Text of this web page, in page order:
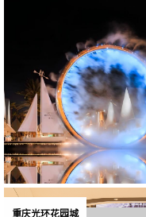
重庆光环花园城